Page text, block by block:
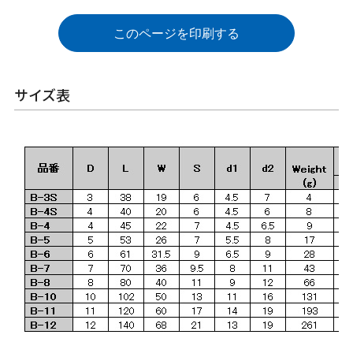
このページを印刷する
サイズ表